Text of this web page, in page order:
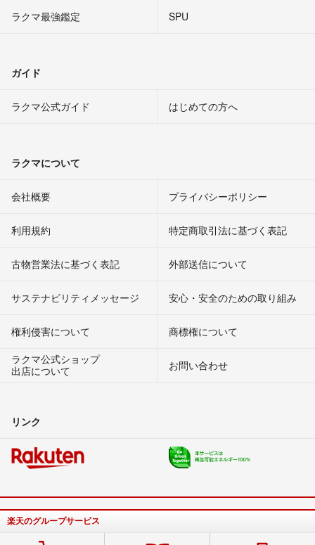
ラクマ最強鑑定
SPU
ガイド
ラクマ公式ガイド はじめての方へ
ラクマについて
会社概要 プライバシーポリシー
利用規約 特定商取引法に基づく表記
古物営業法に基づく表記 外部送信について
サステナビリティメッセージ 安心・安全のための取り組み
権利侵害について
商標権について
ラクマ公式ショップ
出店について
お問い合わせ
リンク
楽天のグループサービス